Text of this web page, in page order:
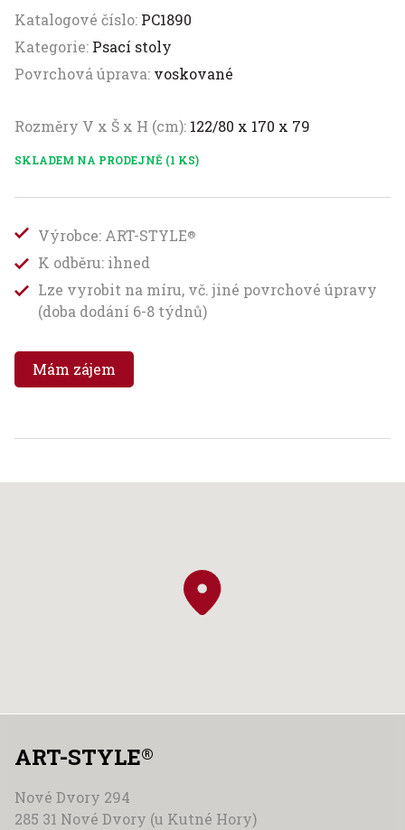
Katalogové číslo: PC1890
Kategorie: Psací stoly
Povrchová úprava: voskované
Rozměry V x Š x H (cm): 122/80 x 170 x 79
SKLADEM NA PRODEJNĚ (1 KS)
Výrobce: ART-STYLE®
K odběru: ihned
Lze vyrobit na míru, vč. jiné povrchové úpravy
(doba dodání 6-8 týdnů)
Mám zájem
ART-STYLE®
Nové Dvory 294
285 31 Nové Dvory (u Kutné Hory)